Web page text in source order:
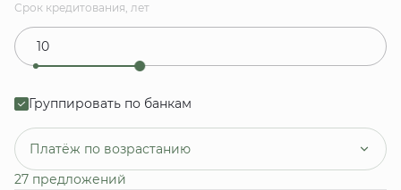
Срок кредитования, лет
Группировать по банкам
Платёж по возрастанию
27 предложений